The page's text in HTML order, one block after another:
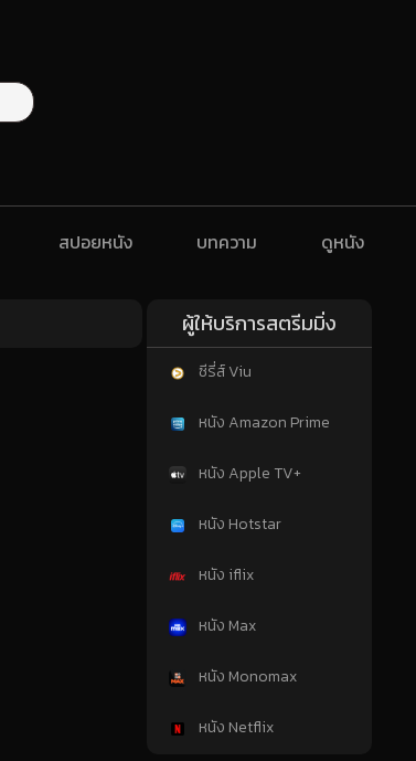
สปอยหนัง บทความ ดูหนัง
ผู้ให้บริการสตรีมมิ่ง
ซีรี่ส์ Viu
หนัง Amazon Prime
หนัง Apple TV+
หนัง Hotstar
หนัง iflix
หนัง Max
หนัง Monomax
หนัง Netflix